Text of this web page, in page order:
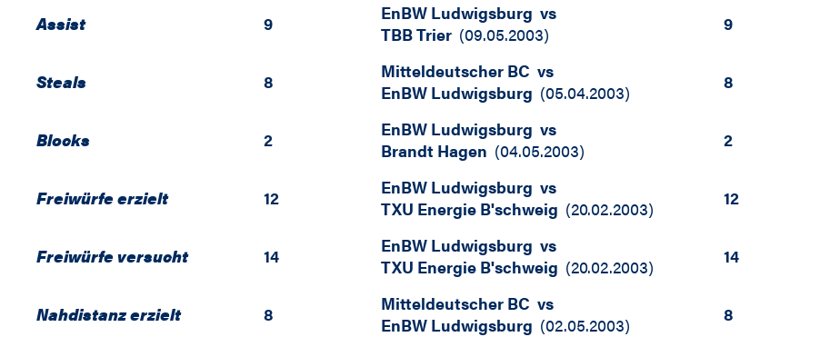
Assist 9 EnBW Ludwigsburg vs
TBB Trier (09.05.2003) 9
Steals 8 Mitteldeutscher BC vs
EnBW Ludwigsburg (05.04.2003) 8
Blocks 2 EnBW Ludwigsburg vs
Brandt Hagen (04.05.2003) 2
Freiwürfe erzielt 12 EnBW Ludwigsburg vs
TXU Energie B'schweig (20.02.2003) 12
Freiwürfe versucht 14 EnBW Ludwigsburg vs
TXU Energie B'schweig (20.02.2003) 14
Nahdistanz erzielt 8 Mitteldeutscher BC vs
EnBW Ludwigsburg (02.05.2003) 8